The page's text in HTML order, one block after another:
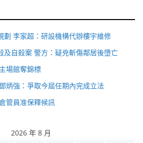
劃 李家超：研設機構代辦樓宇維修
及自殺案 警方：疑兇斬傷鄰居後墮亡
場館奪錦標
炳強：爭取今屆任期內完成立法
管員准保釋候訊
2026 年 8 月